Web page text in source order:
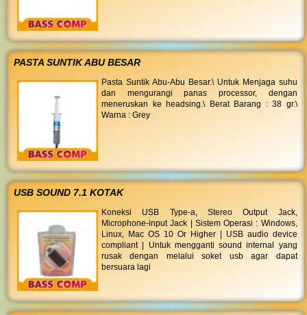
PASTA SUNTIK ABU BESAR
Pasta Suntik Abu-Abu Besar.\ Untuk Menjaga suhu
dan mengurangi panas processor, dengan
meneruskan ke headsing.\ Berat Barang : 38 gr.\
Warna : Grey
USB SOUND 7.1 KOTAK
Koneksi USB Type-a, Stereo Output Jack,
Microphone-input Jack | Sistem Operasi : Windows,
Linux, Mac OS 10 Or Higher | USB audio device
compliant | Untuk mengganti sound internal yang
rusak dengan melalui soket usb agar dapat
bersuara lagi